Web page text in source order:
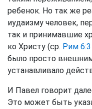
ребенок. Но так же
иудаизму человек,
так и принимавшие
ко Христу (ср. Рим 6:3
было просто
устанавливало
И Павел говорит
Это может быть